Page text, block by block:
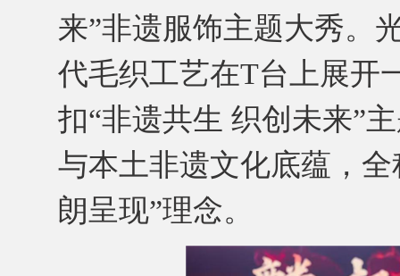
来”非遗服饰主题大秀。
代毛织工艺在T台上展开
扣“非遗共生 织创未来”
与本土非遗文化底蕴，
朗呈现”理念。